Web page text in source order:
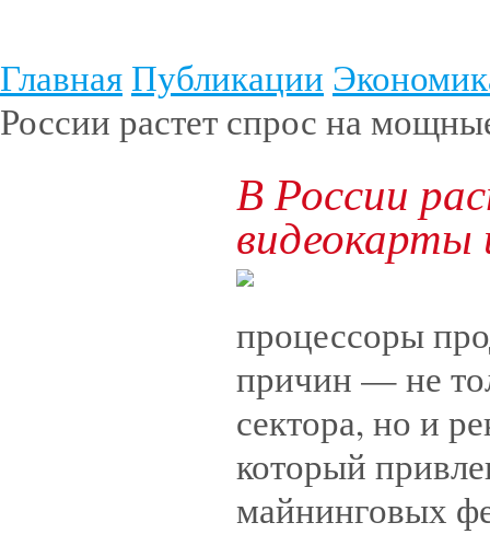
Главная Публикации
России растет спрос на
В России
видеокарты
процессоры
причин — не
сектора, но и
который
майнинговых